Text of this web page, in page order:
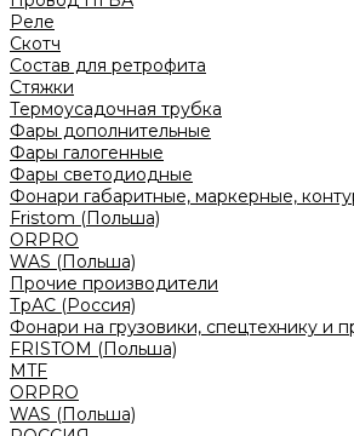
Реле
Скотч
Состав для ретрофита
Стяжки
Термоусадочная трубка
Фары дополнительные
Фары галогенные
Фары светодиодные
Фонари габаритные, маркерные,
Fristom (Польша)
ORPRO
WAS (Польша)
Прочие производители
ТрАС (Россия)
Фонари на грузовики, спецтехнику и
FRISTOM (Польша)
MTF
ORPRO
WAS (Польша)